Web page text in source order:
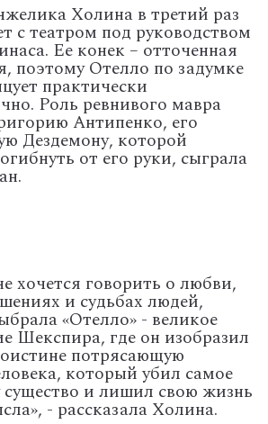
Холина в третий раз
с театром под руководством
Ее конек – отточенная
поэтому Отелло по задумке
практически
Роль ревнивого мавра
Антипенко, его
Дездемону, которой
от его руки, сыграла
хочется говорить о любви,
и судьбах людей,
«Отелло» - великое
Шекспира, где он изобразил
потрясающую
который убил самое
существо и лишил свою жизнь
- рассказала Холина.